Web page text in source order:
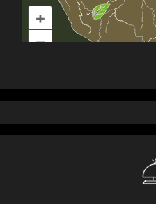
+
–